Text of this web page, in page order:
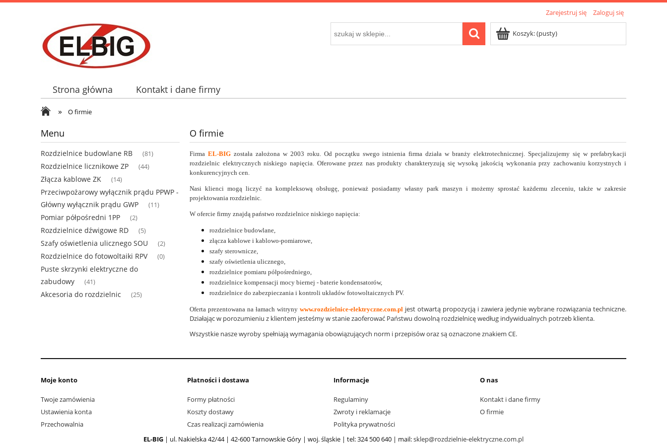
Zarejestruj się Zaloguj się
Koszyk:(pusty)
Strona główna Kontakt i dane firmy
» O firmie
Menu
Rozdzielnice budowlane RB (81)
Rozdzielnice licznikowe ZP (44)
Złącza kablowe ZK (14)
Przeciwpożarowy wyłącznik prądu PPWP -
Główny wyłącznik prądu GWP
(11)
Pomiar półpośredni 1PP (2)
Rozdzielnice dźwigowe RD (5)
Szafy oświetlenia ulicznego SOU (2)
Rozdzielnice do fotowoltaiki RPV (0)
Puste skrzynki elektryczne do
zabudowy
(41)
Akcesoria do rozdzielnic (25)
O firmie
Firma EL-BIGzostała założona w 2003 roku. Od początku swego istnienia firma działa w branży elektrotechnicznej. Specjalizujemy się w prefabrykacji
rozdzielnic elektrycznych niskiego napięcia. Oferowane przez nas produkty charakteryzują się wysoką jakością wykonania przy zachowaniu korzystnych i
konkurencyjnych cen.
Nasi klienci mogą liczyć na kompleksową obsługę, ponieważ posiadamy własny park maszyn i możemy sprostać każdemu zleceniu, także w zakresie
projektowania rozdzielnic.
W ofercie firmy znajdą państwo rozdzielnice niskiego napięcia:
rozdzielnice budowlane,
złącza kablowe i kablowo-pomiarowe,
szafy sterownicze,
szafy oświetlenia ulicznego,
rozdzielnice pomiaru półpośredniego,
rozdzielnice kompensacji mocy biernej - baterie kondensatorów,
rozdzielnice do zabezpieczania i kontroli układów fotowoltaicznych PV.
Oferta prezentowana na łamach witryny www.rozdzielnice-elektryczne.com.pl jest otwartą propozycją i zawiera jedynie wybrane rozwiązania techniczne.
Działając w porozumieniu z klientem jesteśmy w stanie zaoferować Państwu dowolną rozdzielnicę według indywidualnych potrzeb klienta.
Wszystkie nasze wyroby spełniają wymagania obowiązujących norm i przepisów oraz są oznaczone znakiem CE.
Moje konto
Twoje zamówienia
Ustawienia konta
Przechowalnia
Płatności i dostawa
Formy płatności
Koszty dostawy
Czas realizacji zamówienia
Informacje
Regulaminy
Zwroty i reklamacje
Polityka prywatności
O nas
Kontakt i dane firmy
O firmie
EL-BIG | ul. Nakielska 42/44 | 42-600 Tarnowskie Góry | woj. śląskie | tel: 324 500 640 | mail:sklep@rozdzielnie-elektryczne.com.pl